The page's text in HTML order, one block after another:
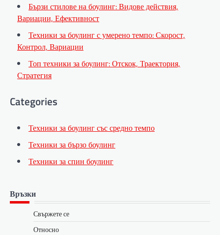
Бързи стилове на боулинг: Видове действия,
Вариации, Ефективност
Техники за боулинг с умерено темпо: Скорост,
Контрол, Вариации
Топ техники за боулинг: Отскок, Траектория,
Стратегия
Categories
Техники за боулинг със средно темпо
Техники за бързо боулинг
Техники за спин боулинг
Връзки
Свържете се
Относно